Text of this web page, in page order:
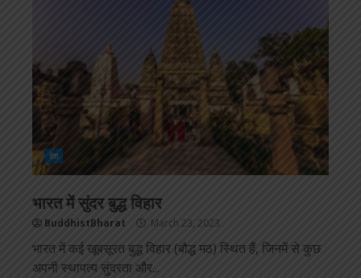
देश
भारत में सुंदर बुद्ध विहार
BuddhistBharat March 23, 2023
भारत में कई खूबसूरत बुद्ध विहार (बौद्ध मठ) स्थित हैं, जिनमें से कुछ
अपनी स्थापत्य सुंदरता और...